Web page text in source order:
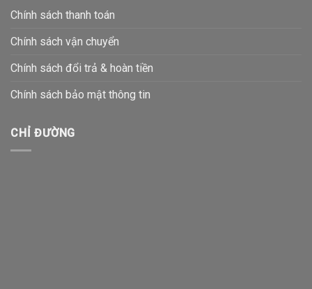
Chính sách thanh toán
Chính sách vận chuyển
Chính sách đổi trả & hoàn tiền
Chính sách bảo mật thông tin
CHỈ ĐƯỜNG